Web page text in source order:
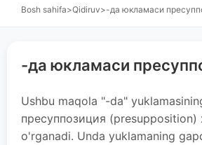
Bosh sahifa>Qidiruv>-да юкламаси
-да юкламаси
Ushbu maqola "-da"
пресуппозиция (presupposition)
o'rganadi. Unda yuklamaning